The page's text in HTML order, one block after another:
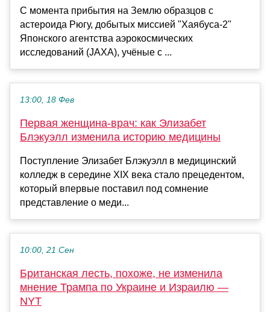
С момента прибытия на Землю образцов с
астероида Рюгу, добытых миссией "Хаябуса-2"
Японского агентства аэрокосмических
исследований (JAXA), учёные с ...
13:00, 18 Фев
Первая женщина-врач: как Элизабет
Блэкуэлл изменила историю медицины
Поступление Элизабет Блэкуэлл в медицинский
колледж в середине XIX века стало прецедентом,
который впервые поставил под сомнение
представление о меди...
10:00, 21 Сен
Британская лесть, похоже, не изменила
мнение Трампа по Украине и Израилю —
NYT